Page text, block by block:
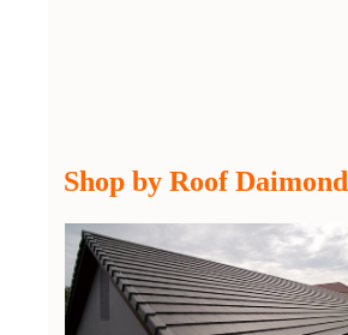
Shop by Roof Daimond